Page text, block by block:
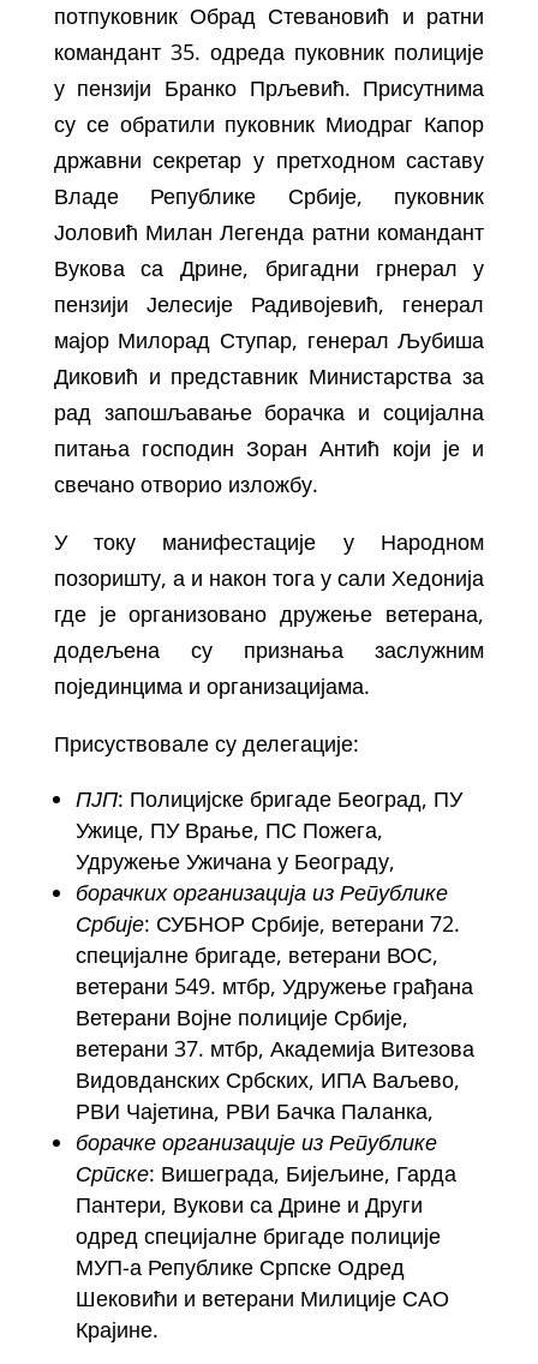
потпуковник Обрад Стевановић и ратни
командант 35. одреда пуковник полиције
у пензији Бранко Прљевић. Присутнима
су се обратили пуковник Миодраг Капор
државни секретар у претходном саставу
Владе Републике Србије, пуковник
Јоловић Милан Легенда ратни командант
Вукова са Дрине, бригадни грнерал у
пензији Јелесије Радивојевић, генерал
мајор Милорад Ступар, генерал Љубиша
Диковић и представник Министарства за
рад запошљавање борачка и социјална
питања господин Зоран Антић који је и
свечано отворио изложбу.
У току манифестације у Народном
позоришту, а и након тога у сали Хедонија
где је организовано дружење ветерана,
додељена су признања заслужним
појединцима и организацијама.
Присуствовале су делегације:
ПЈП: Полицијске бригаде Београд, ПУ
Ужице, ПУ Врање, ПС Пожега,
Удружење Ужичана у Београду,
борачких организација из Републике
Србије: СУБНОР Србије, ветерани 72.
специјалне бригаде, ветерани ВОС,
ветерани 549. мтбр, Удружење грађана
Ветерани Војне полиције Србије,
ветерани 37. мтбр, Академија Витезова
Видовданских Србских, ИПА Ваљево,
РВИ Чајетина, РВИ Бачка Паланка,
борачке организације из Републике
Српске: Вишеграда, Бијељине, Гарда
Пантери, Вукови са Дрине и Други
одред специјалне бригаде полиције
МУП-а Републике Српске Одред
Шековићи и ветерани Милиције САО
Крајине.